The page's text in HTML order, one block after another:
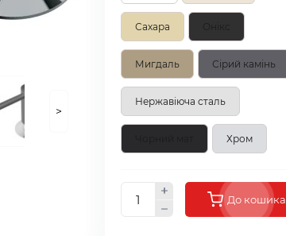
>
Сахара
Мигдаль Сірий камінь
Нержавіюча сталь
Хром
До кошика